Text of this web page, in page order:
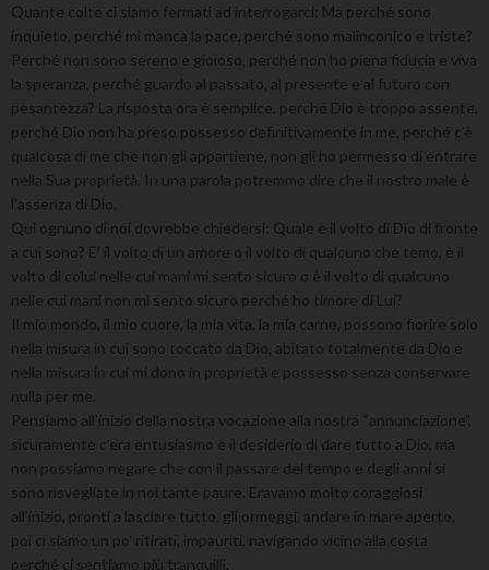
Quante colte ci siamo fermati ad interrogarci: Ma perché sono
inquieto, perché mi manca la pace, perché sono malinconico e triste?
Perché non sono sereno e gioioso, perché non ho piena fiducia e viva
la speranza, perché guardo al passato, al presente e al futuro con
pesantezza? La risposta ora è semplice, perché Dio è troppo assente,
perché Dio non ha preso possesso definitivamente in me, perché c’è
qualcosa di me che non gli appartiene, non gli ho permesso di entrare
nella Sua proprietà. In una parola potremmo dire che il nostro male è
l’assenza di Dio.
Qui ognuno di noi dovrebbe chiedersi: Quale è il volto di Dio di fronte
a cui sono? E’ il volto di un amore o il volto di qualcuno che temo, è il
volto di colui nelle cui mani mi sento sicuro o è il volto di qualcuno
nelle cui mani non mi sento sicuro perché ho timore di Lui?
Il mio mondo, il mio cuore, la mia vita, la mia carne, possono fiorire solo
nella misura in cui sono toccato da Dio, abitato totalmente da Dio e
nella misura in cui mi dono in proprietà e possesso senza conservare
nulla per me.
Pensiamo all’inizio della nostra vocazione alla nostra “annunciazione”,
sicuramente c’era entusiasmo e il desiderio di dare tutto a Dio, ma
non possiamo negare che con il passare del tempo e degli anni si
sono risvegliate in noi tante paure. Eravamo molto coraggiosi
all’inizio, pronti a lasciare tutto, gli ormeggi, andare in mare aperto,
poi ci siamo un po’ ritirati, impauriti, navigando vicino alla costa
perché ci sentiamo più tranquilli.